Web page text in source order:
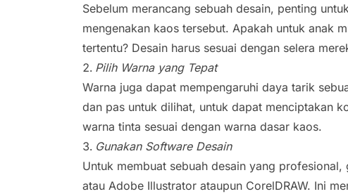
Sebelum merancang sebuah desain, penting
mengenakan kaos tersebut. Apakah untuk anak
tertentu? Desain harus sesuai dengan selera
Pilih Warna yang Tepat
Warna juga dapat mempengaruhi daya tarik
dan pas untuk dilihat, untuk dapat menciptakan
warna tinta sesuai dengan warna dasar kaos.
Gunakan Software Desain
Untuk membuat sebuah desain yang
atau Adobe Illustrator ataupun CorelDRAW. Ini